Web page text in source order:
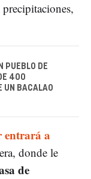
PUEBLO DE
400
UN BACALAO
entrará a
donde le
de